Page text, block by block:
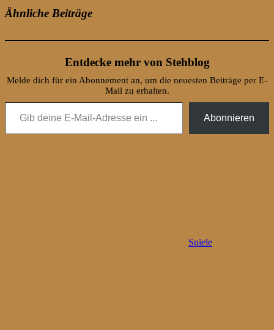
Ähnliche Beiträge
Entdecke mehr von Stehblog
Melde dich für ein Abonnement an, um die neuesten Beiträge per E-
Mail zu erhalten.
Gib deine E-Mail-Adresse ein ...
Abonnieren
Spiele